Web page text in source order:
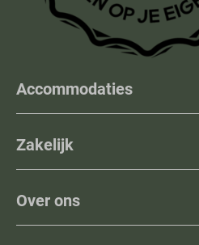
Accommodaties
Zakelijk
Over ons